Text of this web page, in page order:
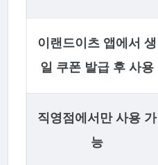
이랜드이츠 앱에서 생
일 쿠폰 발급 후 사용
직영점에서만 사용 가
능